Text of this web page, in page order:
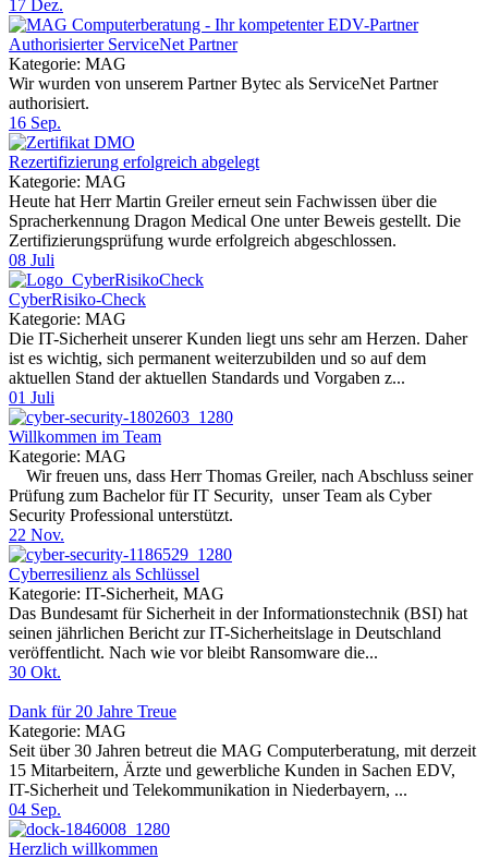
17 Dez.
Authorisierter ServiceNet Partner
Kategorie: MAG
Wir wurden von unserem Partner Bytec als ServiceNet Partner
authorisiert.
16 Sep.
Rezertifizierung erfolgreich abgelegt
Kategorie: MAG
Heute hat Herr Martin Greiler erneut sein Fachwissen über die
Spracherkennung Dragon Medical One unter Beweis gestellt. Die
Zertifizierungsprüfung wurde erfolgreich abgeschlossen.
08 Juli
CyberRisiko-Check
Kategorie: MAG
Die IT-Sicherheit unserer Kunden liegt uns sehr am Herzen. Daher
ist es wichtig, sich permanent weiterzubilden und so auf dem
aktuellen Stand der aktuellen Standards und Vorgaben z...
01 Juli
Willkommen im Team
Kategorie: MAG
Wir freuen uns, dass Herr Thomas Greiler, nach Abschluss seiner
Prüfung zum Bachelor für IT Security, unser Team als Cyber
Security Professional unterstützt.
22 Nov.
Cyberresilienz als Schlüssel
Kategorie: IT-Sicherheit, MAG
Das Bundesamt für Sicherheit in der Informationstechnik (BSI) hat
seinen jährlichen Bericht zur IT-Sicherheitslage in Deutschland
veröffentlicht. Nach wie vor bleibt Ransomware die...
30 Okt.
Dank für 20 Jahre Treue
Kategorie: MAG
Seit über 30 Jahren betreut die MAG Computerberatung, mit derzeit
15 Mitarbeitern, Ärzte und gewerbliche Kunden in Sachen EDV,
IT-Sicherheit und Telekommunikation in Niederbayern, ...
04 Sep.
Herzlich willkommen